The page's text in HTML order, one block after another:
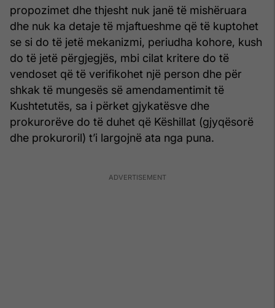
propozimet dhe thjesht nuk janë të mishëruara
dhe nuk ka detaje të mjaftueshme që të kuptohet
se si do të jetë mekanizmi, periudha kohore, kush
do të jetë përgjegjës, mbi cilat kritere do të
vendoset që të verifikohet një person dhe për
shkak të mungesës së amendamentimit të
Kushtetutës, sa i përket gjykatësve dhe
prokurorëve do të duhet që Këshillat (gjyqësorë
dhe prokuroril) t’i largojnë ata nga puna.